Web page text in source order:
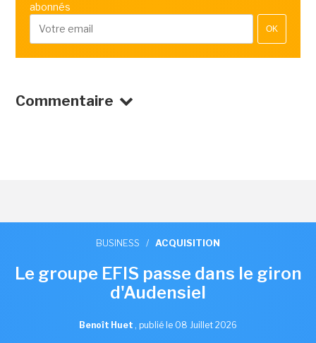
abonnés
OK
Commentaire
BUSINESS / ACQUISITION
Le groupe EFIS passe dans le giron
d'Audensiel
Benoît Huet , publié le 08 Juillet 2026